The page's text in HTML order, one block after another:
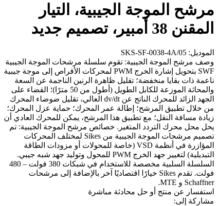
مرشح الموجة الجيبية، التيار
المقنن 38 أمبير، تصميم جديد
الموديل: SKS-SF-0038-4A/05
وصف مرشح الموجة الجيبية: تقوم سلسلة مرشحات الموجة الجيبية
SWF بتحويل إشارة الخرج PWM لمحركات الأقراص إلى موجة جيبية
ناعمة ذات بقايا منخفضة؛ تقليل ظاهرة الرنين الناجمة عن السعة
والمحاثة الموزعة للكابل الطويل (أطول من 50 مترًا)؛ القضاء على
الجهد الزائد للمحرك الناتج عن dv/dt العالي، تقليل ضوضاء المحرك
من خلال تطبيق المرشح؛ إطالة عمر المحرك؛ حماية عزل المحرك؛
زيادة مسافة النقل؛ مع تطبيق هذا المرشح، يمكن للمحرك العادي أن
يحل محل محرك التردد المتغير. خصائص مرشح الموجة الجيبية: تم
تصميم مرشحات الموجة الجيبية من Sikes لمختلف المحركات
المؤازرة في أنظمة VSD (خاصة للمحولات أو مزودات الطاقة
التبديلية) لتغيير جهد الخرج PWM للمحول وتوليد جهد شبه جيبي.
السلسلة السلبية مخصصة للاستخدام في شبكات 380 فولت – 480
فولت. تقدم Sikes خيارًا اقتصاديًا آخر بالإضافة إلى مرشحات
Schaffner و MTE.
استفسار عن منتج أو حل محادثة مباشرة
مشاركة إلى: